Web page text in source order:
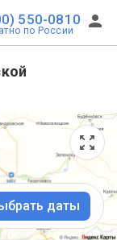
550-0810
по России
даты